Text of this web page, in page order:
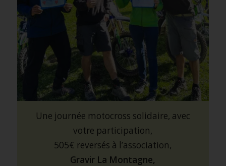
Une journée motocross solidaire, avec
votre participation,
505€ reversés à l’association,
Gravir La Montagne,